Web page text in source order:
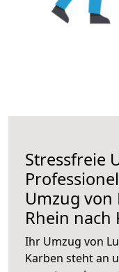
Stressfreie
Umzug von
Rhein nach
Ihr Umzug von
Karben steht an